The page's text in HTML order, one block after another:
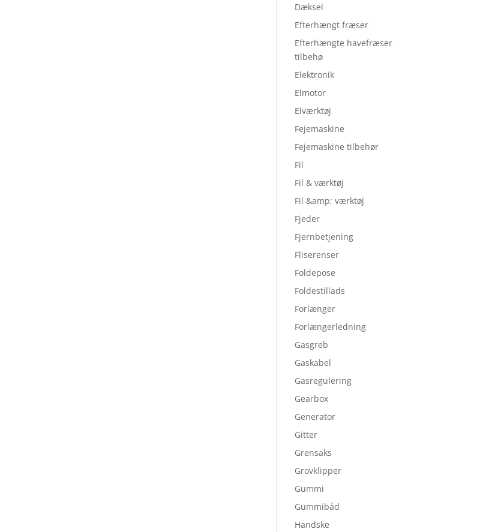
Dæksel
Efterhængt fræser
Efterhængte havefræser
tilbehø
Elektronik
Elmotor
Elværktøj
Fejemaskine
Fejemaskine tilbehør
Fil
Fil & værktøj
Fil &amp; værktøj
Fjeder
Fjernbetjening
Fliserenser
Foldepose
Foldestillads
Forlænger
Forlængerledning
Gasgreb
Gaskabel
Gasregulering
Gearbox
Generator
Gitter
Grensaks
Grovklipper
Gummi
Gummibåd
Handske